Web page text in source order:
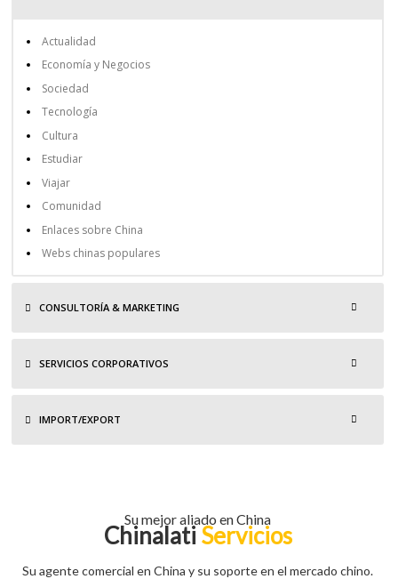
Actualidad
Economía y Negocios
Sociedad
Tecnología
Cultura
Estudiar
Viajar
Comunidad
Enlaces sobre China
Webs chinas populares
CONSULTORÍA & MARKETING
SERVICIOS CORPORATIVOS
IMPORT/EXPORT
Su mejor aliado en China
Chinalati Servicios
Su agente comercial en China y su soporte en el mercado chino.